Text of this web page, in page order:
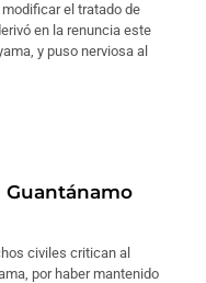
el tratado de
en la renuncia este
y puso nerviosa al
Guantánamo
civiles critican al
por haber mantenido